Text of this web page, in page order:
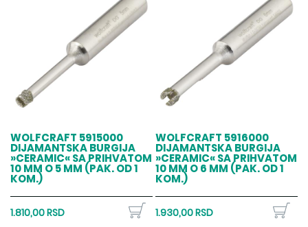
WOLFCRAFT 5915000
DIJAMANTSKA BURGIJA
»CERAMIC« SA PRIHVATOM
10 MM O 5 MM (PAK. OD 1
KOM.)
1.810,00 RSD
WOLFCRAFT 5916000
DIJAMANTSKA BURGIJA
»CERAMIC« SA PRIHVATOM
10 MM O 6 MM (PAK. OD 1
KOM.)
1.930,00 RSD